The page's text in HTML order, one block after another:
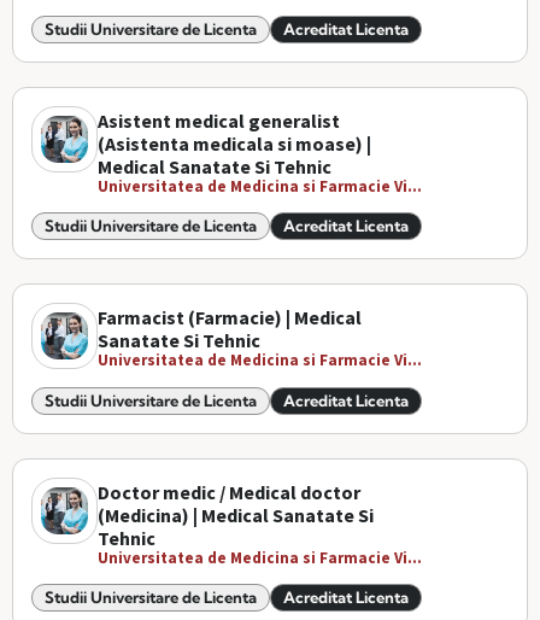
Studii Universitare de Licenta Acreditat Licenta
Asistent medical generalist
(Asistenta medicala si moase) |
Medical Sanatate Si Tehnic
Universitatea de Medicina si Farmacie Vi...
Studii Universitare de Licenta Acreditat Licenta
Farmacist (Farmacie) | Medical
Sanatate Si Tehnic
Universitatea de Medicina si Farmacie Vi...
Studii Universitare de Licenta Acreditat Licenta
Doctor medic / Medical doctor
(Medicina) | Medical Sanatate Si
Tehnic
Universitatea de Medicina si Farmacie Vi...
Studii Universitare de Licenta Acreditat Licenta